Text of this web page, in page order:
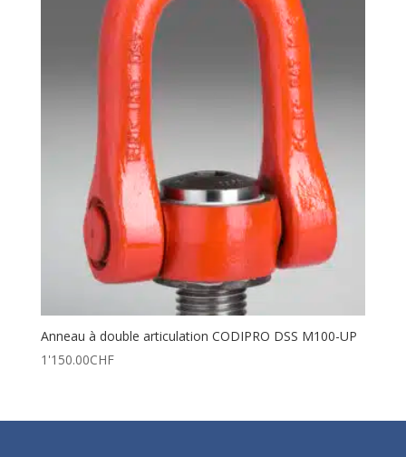
Anneau à double articulation CODIPRO DSS M100-UP
1'150.00CHF